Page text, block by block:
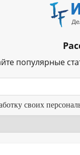
популярные
своих